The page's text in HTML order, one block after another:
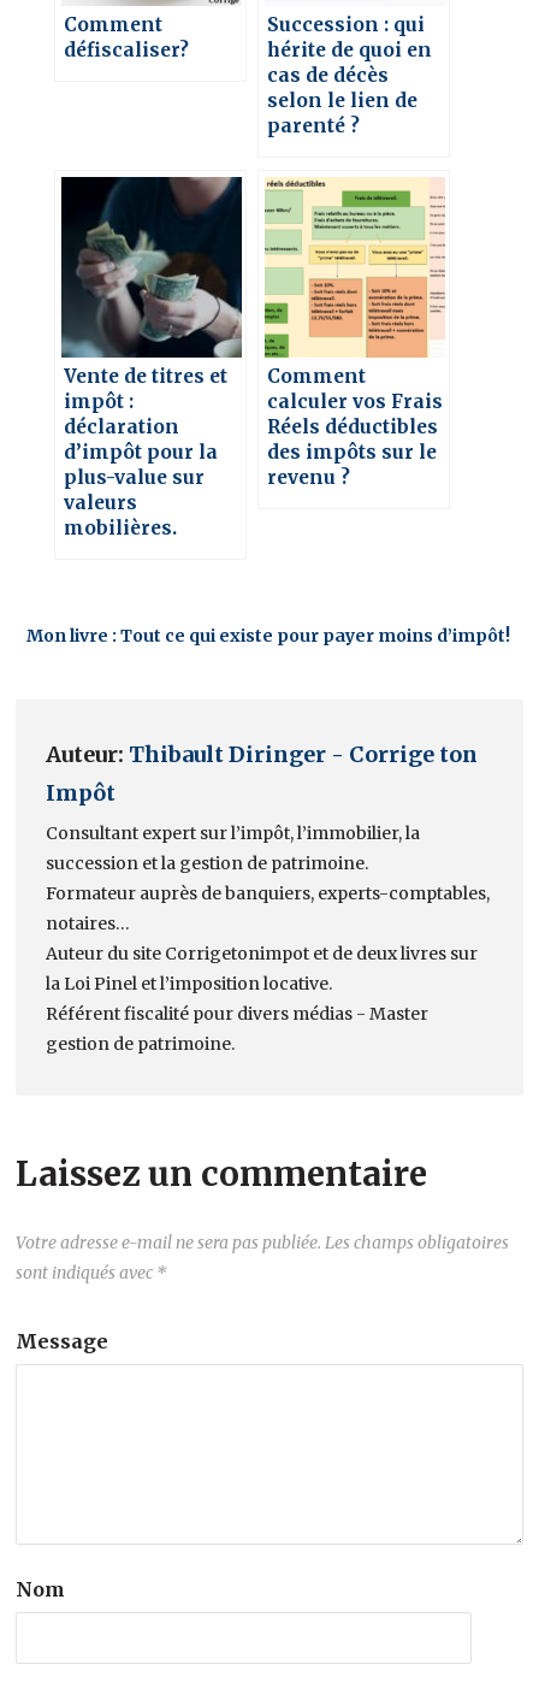
Comment
défiscaliser?
Succession : qui
hérite de quoi en
cas de décès
selon le lien de
parenté ?
Vente de titres et
impôt :
déclaration
d’impôt pour la
plus-value sur
valeurs
mobilières.
Comment
calculer vos Frais
Réels déductibles
des impôts sur le
revenu ?
Mon livre : Tout ce qui existe pour payer moins d’impôt!
Auteur: Thibault Diringer - Corrige ton
Impôt
Consultant expert sur l’impôt, l’immobilier, la
succession et la gestion de patrimoine.
Formateur auprès de banquiers, experts-comptables,
notaires…
Auteur du site Corrigetonimpot et de deux livres sur
la Loi Pinel et l’imposition locative.
Référent fiscalité pour divers médias - Master
gestion de patrimoine.
Laissez un commentaire
Votre adresse e-mail ne sera pas publiée. Les champs obligatoires
sont indiqués avec *
Message
Nom